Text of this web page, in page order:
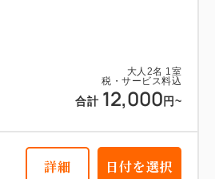
大人 2名 1 室
税・サービス料込
合計 12,000 円~
詳細 日付を選択